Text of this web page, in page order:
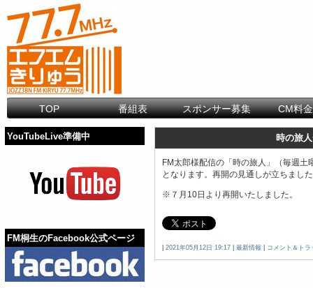
TOP 番組表 スポンサー募集 CM料
YouTubeLive準備中
FM桐生のFacebook公式ページ
時の旅
FM太郎様配信の「時の旅人」（毎週
となります。再開の見通しが立ちまし
※７月10日より再開いたしました。
2021年05月12日 19:17 最新情報 コメント＆ト